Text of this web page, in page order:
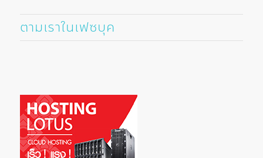
ตามเราในเฟซบุค